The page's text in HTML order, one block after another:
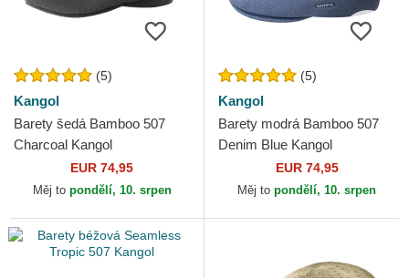
(5)
Kangol
Barety šedá Bamboo 507
Charcoal Kangol
EUR 74,95
Měj to pondělí, 10. srpen
(5)
Kangol
Barety modrá Bamboo 507
Denim Blue Kangol
EUR 74,95
Měj to pondělí, 10. srpen